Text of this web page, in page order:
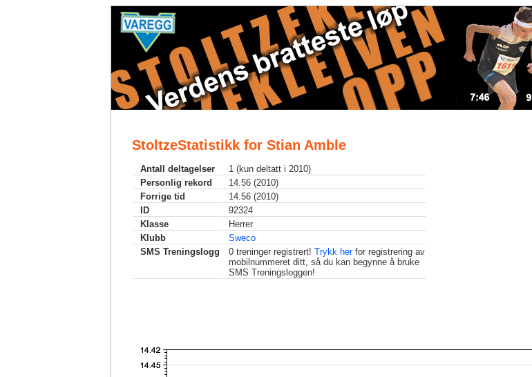
StoltzeStatistikk for Stian Amble
Antall deltagelser
1 (kun deltatt i 2010)
Personlig rekord
14.56 (2010)
Forrige tid
14.56 (2010)
ID
92324
Klasse
Herrer
Klubb
Sweco
SMS Treningslogg
0 treninger registrert! Trykk herfor registrering av
mobilnummeret ditt, så du kan begynne å bruke
SMS Treningsloggen!